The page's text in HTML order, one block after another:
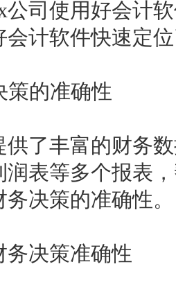
公司使用好会计
会计软件快速定
策的准确性
供了丰富的财务
润表等多个报表
决策的准确性。
务决策准确性